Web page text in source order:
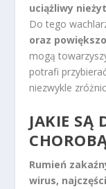
uciążliwy
Do tego
oraz
mogą
potrafi
niezwykle
JAKIE SĄ
Rumień
wirus,